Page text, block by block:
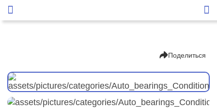
Поделиться